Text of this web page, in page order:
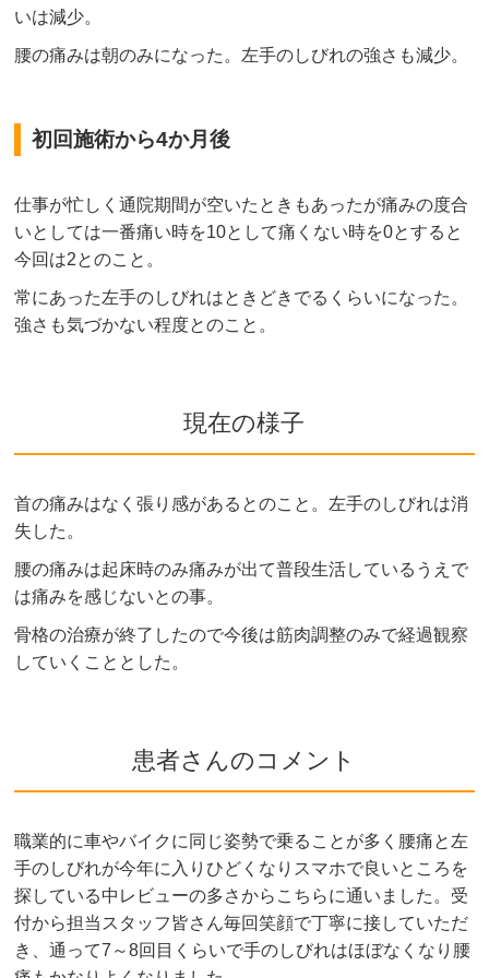
いは減少。
腰の痛みは朝のみになった。左手のしびれの強さも減少。
初回施術から4か月後
仕事が忙しく通院期間が空いたときもあったが痛みの度合
いとしては一番痛い時を10として痛くない時を0とすると
今回は2とのこと。
常にあった左手のしびれはときどきでるくらいになった。
強さも気づかない程度とのこと。
現在の様子
首の痛みはなく張り感があるとのこと。左手のしびれは消
失した。
腰の痛みは起床時のみ痛みが出て普段生活しているうえで
は痛みを感じないとの事。
骨格の治療が終了したので今後は筋肉調整のみで経過観察
していくこととした。
患者さんのコメント
職業的に車やバイクに同じ姿勢で乗ることが多く腰痛と左
手のしびれが今年に入りひどくなりスマホで良いところを
探している中レビューの多さからこちらに通いました。受
付から担当スタッフ皆さん毎回笑顔で丁寧に接していただ
き、通って7～8回目くらいで手のしびれはほぼなくなり腰